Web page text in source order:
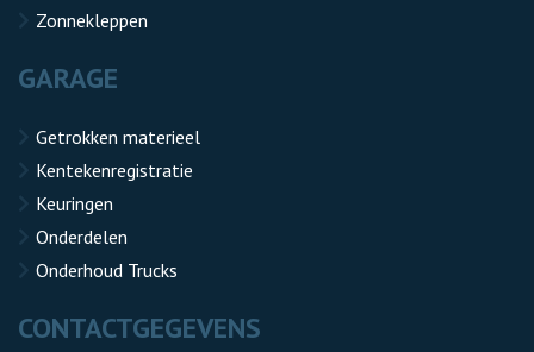
Zonnekleppen
GARAGE
Getrokken materieel
Kentekenregistratie
Keuringen
Onderdelen
Onderhoud Trucks
CONTACTGEGEVENS